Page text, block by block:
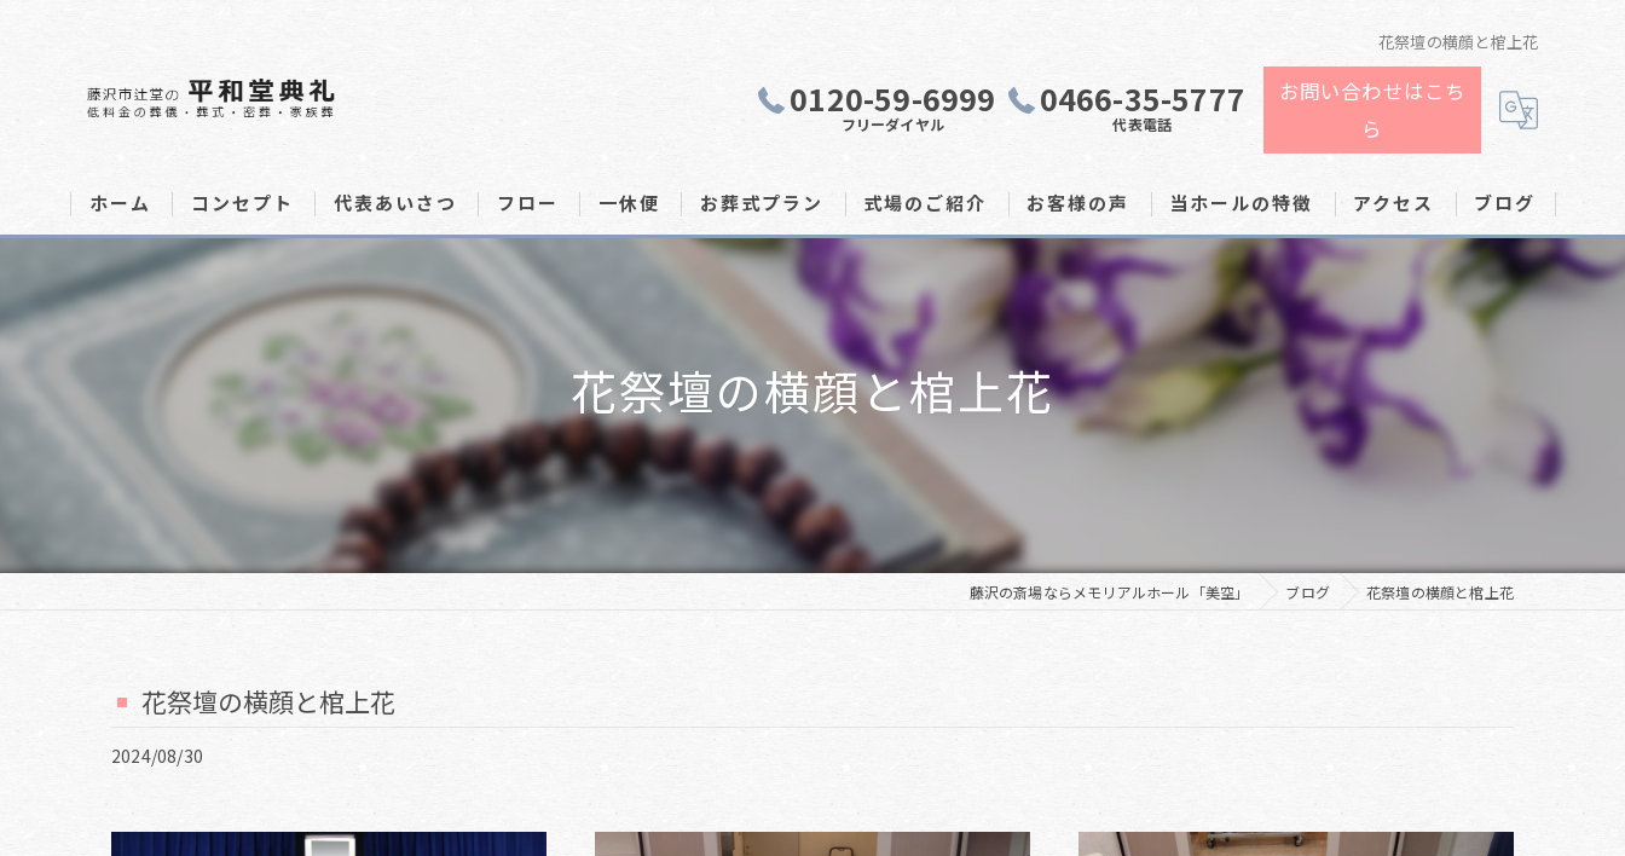
花祭壇の横顔と棺上花
0120-59-6999
フリーダイヤル
0466-35-5777
代表電話
お問い合わせはこち
ら
ホーム コンセプト 代表あいさつ フロー 一休便 お葬式プラン 式場のご紹介 お客様の声 当ホールの特徴
費用
告別式
アクセス ブログ
花祭壇の横顔と棺上花
藤沢の斎場ならメモリアルホール「美空」 ブログ 花祭壇の横顔と棺上花
花祭壇の横顔と棺上花
2024/08/30